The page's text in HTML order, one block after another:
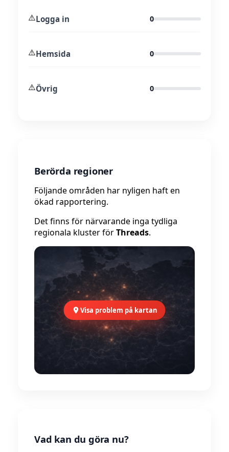
⚠️Logga in 0
⚠️Hemsida 0
⚠️Övrig 0
Berörda regioner
Följande områden har nyligen haft en
ökad rapportering.
Det finns för närvarande inga tydliga
regionala kluster förThreads.
Visa problem på kartan
Vad kan du göra nu?